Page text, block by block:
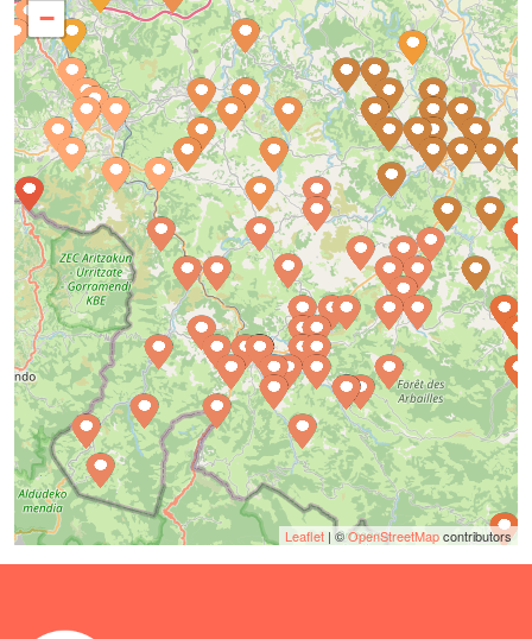
−
Leaflet | ©OpenStreetMapcontributors